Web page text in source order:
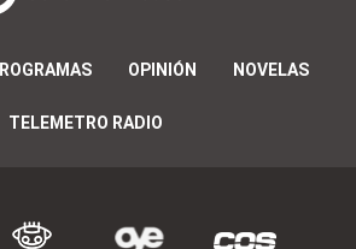
OPINIÓN NOVELAS
TELEMETRO RADIO